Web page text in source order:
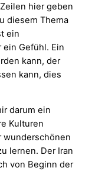
hier geben
diesem Thema
ein
Gefühl. Ein
kann, der
kann, dies
darum ein
Kulturen
wunderschönen
lernen. Der Iran
von Beginn der